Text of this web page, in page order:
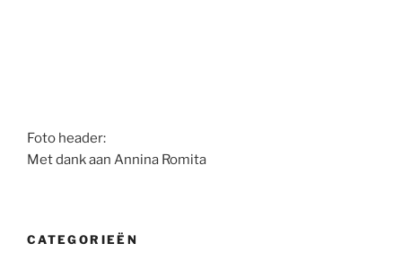
Foto header:
Met dank aan Annina Romita
CATEGORIEËN